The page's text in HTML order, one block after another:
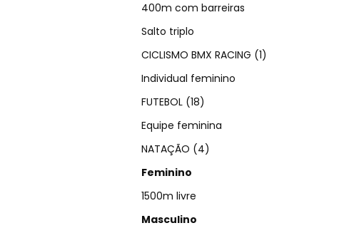
400m com barreiras
Salto triplo
CICLISMO BMX RACING (1)
Individual feminino
FUTEBOL (18)
Equipe feminina
NATAÇÃO (4)
Feminino
1500m livre
Masculino